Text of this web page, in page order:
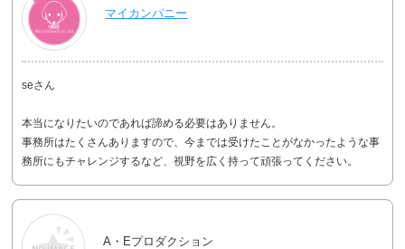
マイカンパニー
seさん
本当になりたいのであれば諦める必要はありません。
事務所はたくさんありますので、今までは受けたことがなかったような事
務所にもチャレンジするなど、視野を広く持って頑張ってください。
A・Eプロダクション